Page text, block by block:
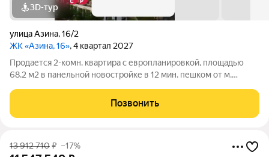
3D-тур
улица Азина,16/2
ЖК «Азина, 16», 4 квартал 2027
Продается 2-комн. квартира с европланировкой, площадью
68.2 м2 в панельной новостройке в 12 мин. пешком от м.
ипотечных средств, есть военная ипотека. Жилая площадь 27.9
м2, кухня 20.5 м2, отделка
Позвонить
13 912 710₽ –17%